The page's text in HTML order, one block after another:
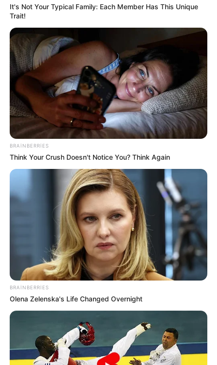
14:17 / 06 Avqust 2026 CƏMİYYƏT
AAYDA Suraxanı sakinlərinin
MÜRACİƏTİNİ EŞİTMİR -Uşaqlarımız yenə
palçıq içində məktəbə gedəcək?
108
22:24 / 05 Avqust 2026 CƏMİYYƏT
Daha üç küçədətəmir işlərinə başlanılır
It's Not Your Typical Family: Each Member Has This Unique
Trait!
BRAINBERRIES
Think Your Crush Doesn't Notice You? Think Again
BRAINBERRIES
Olena Zelenska's Life Changed Overnight